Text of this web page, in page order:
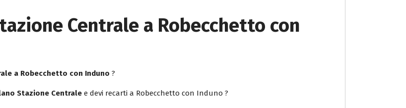
Centrale a Robecchetto con
a Robecchetto con Induno ?
Stazione Centrale e devi recarti a Robecchetto con Induno ?